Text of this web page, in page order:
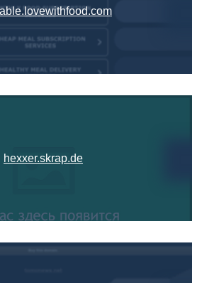
hexxer.skrap.de